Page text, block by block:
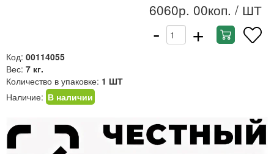
6060р. 00коп. / ШТ
- +
Код: 00114055
Вес: 7 кг.
Количество в упаковке: 1 ШТ
Наличие: В наличии